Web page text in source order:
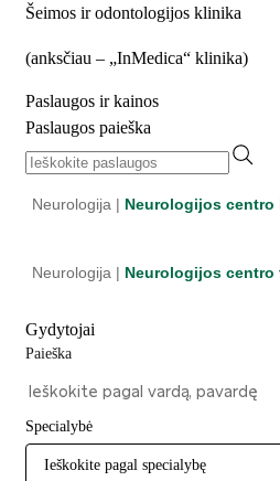
Šeimos ir odontologijos klinika
(anksčiau – „InMedica“ klinika)
Paslaugos ir kainos
Paslaugos paieška
Neurologija | Neurologijos
Neurologija | Neurologijos centro
Gydytojai
Paieška
Specialybė
Ieškokite pagal specialybę